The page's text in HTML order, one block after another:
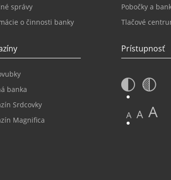
správy
o činnosti banky
banka
Srdcovky
Magnifica
Pobočky a
Tlačové
Prístupnosť
A A A